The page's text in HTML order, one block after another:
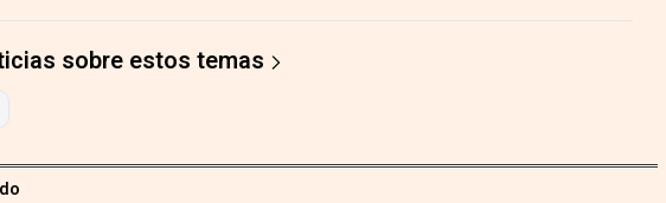
sobre estos temas